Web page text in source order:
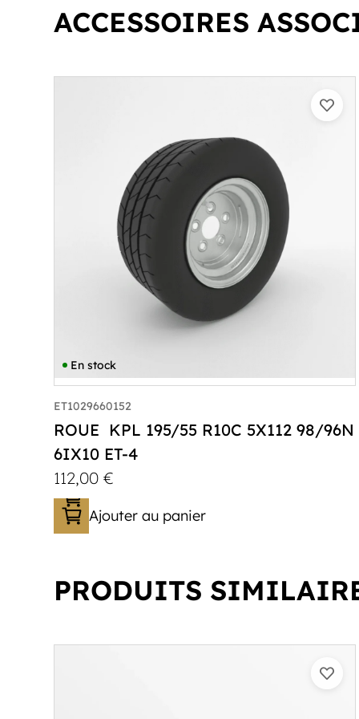
ACCESSOIRES
En stock
ET1029660152
ROUE KPL 195/55 R10C 5X112 98/96N
6IX10 ET-4
112,00€
Ajouter au panier
PRODUITS